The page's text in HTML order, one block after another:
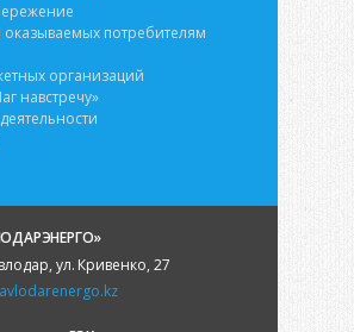
оказываемых потребителям
организаций
навстречу»
ул. Кривенко, 27